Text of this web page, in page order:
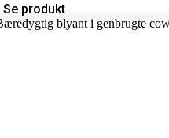
Se produkt